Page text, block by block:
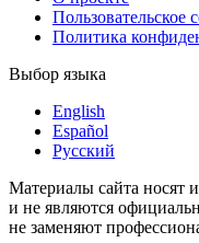
Пользовательское
Политика
Выбор языка
English
Español
Русский
Материалы сайта носят
и не являются
не заменяют